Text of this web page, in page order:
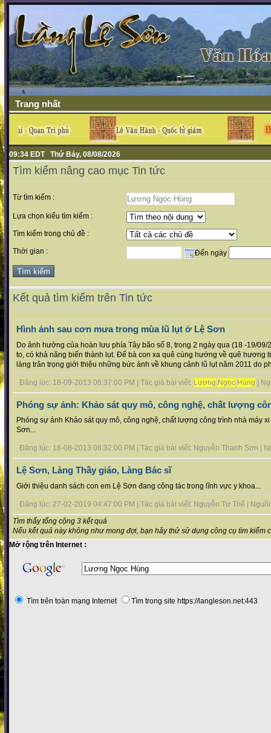
Trang nhất
09:34 EDT Thứ Bảy, 08/08/2026
Tìm kiếm nâng cao mục Tin tức
Từ tìm kiếm :
Lựa chọn kiểu tìm kiếm :
Tìm kiếm trong chủ đề :
Thời gian : Đến ngày
Kết quả tìm kiếm trên Tin tức
Hình ảnh sau cơn mưa trong mùa lũ lụt ở Lệ Sơn
Do ảnh hưởng của hoàn lưu phía Tây bão số 8, trong 2 ngày qua (18 -19/
to, có khả năng biến thành lụt. Để bà con xa quê cùng hướng về quê hương
làng trân trọng giới thiệu những bức ảnh về khung cảnh lũ lụt năm 2011 do
Đăng lúc: 18-09-2013 06:37:00 PM | Tác giả bài viết: Lương Ngọc Hùng |
Phóng sự ảnh: Khảo sát quy mô, công nghệ, chất lượng
Phóng sự ảnh Khảo sát quy mô, công nghệ, chất lượng công trình nhà máy
Sơn...
Đăng lúc: 16-08-2013 06:32:00 PM | Tác giả bài viết: Nguyễn Thanh Sơn |
Lệ Sơn, Làng Thầy giáo, Làng Bác sĩ
Giới thiệu danh sách con em Lệ Sơn đang công tác trong lĩnh vực y khoa...
Đăng lúc: 27-02-2019 04:47:00 PM | Tác giả bài viết: Nguyễn Tư Thế |
Tìm thấy tổng cộng 3 kết quả
Nếu kết quả này không như mong đợi, bạn hãy thử sử dụng công cụ tìm kiếm
Mở rộng trên Internet :
Tìm trên toàn mạng Internet Tìm trong site https://langleson.net:443